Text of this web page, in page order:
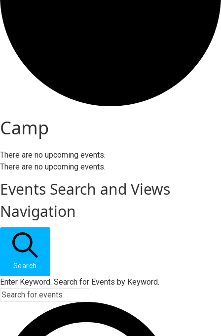
Camp
There are no upcoming events.
There are no upcoming events.
Events Search and Views
Navigation
Search
Enter Keyword. Search for Events by Keyword.